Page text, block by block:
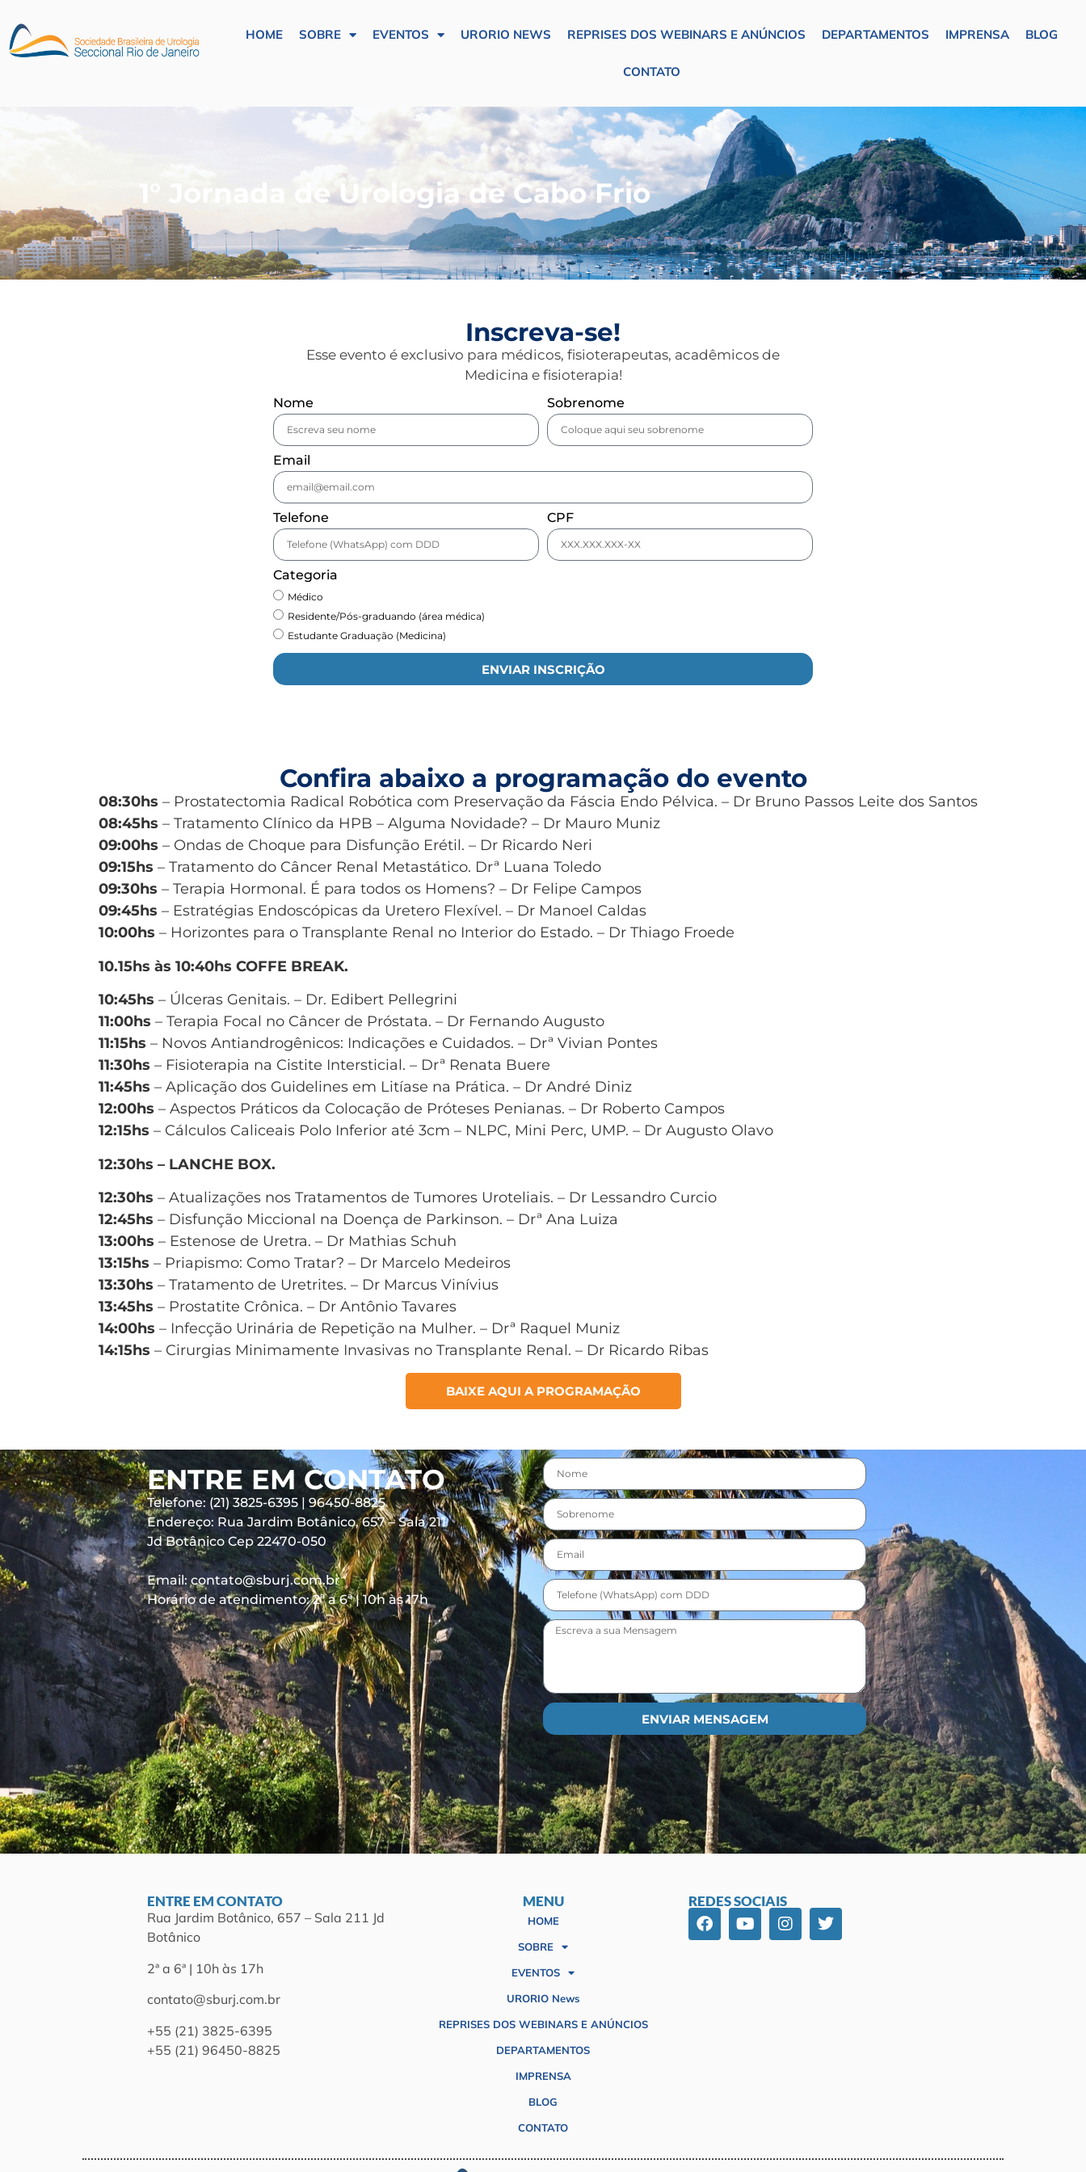
HOME SOBRE EVENTOS URORIO NEWS REPRISES DOS WEBINARS E ANÚNCIOS DEPARTAMENTOS IMPRENSA BLOG
CONTATO
1° Jornada de Urologia de Cabo Frio
Inscreva-se!
Esse evento é exclusivo para médicos, fisioterapeutas, acadêmicos de
Medicina e fisioterapia!
Nome Sobrenome
Email
Telefone CPF
Categoria
Médico
Residente/Pós-graduando (área médica)
Estudante Graduação (Medicina)
ENVIAR INSCRIÇÃO
Confira abaixo a programação do evento
08:30hs – Prostatectomia Radical Robótica com Preservação da Fáscia Endo Pélvica. – Dr Bruno Passos Leite dos Santos
08:45hs – Tratamento Clínico da HPB – Alguma Novidade? – Dr Mauro Muniz
09:00hs – Ondas de Choque para Disfunção Erétil. – Dr Ricardo Neri
09:15hs – Tratamento do Câncer Renal Metastático. Drª Luana Toledo
09:30hs – Terapia Hormonal. É para todos os Homens? – Dr Felipe Campos
09:45hs – Estratégias Endoscópicas da Uretero Flexível. – Dr Manoel Caldas
10:00hs – Horizontes para o Transplante Renal no Interior do Estado. – Dr Thiago Froede
10.15hs às 10:40hs COFFE BREAK.
10:45hs – Úlceras Genitais. – Dr. Edibert Pellegrini
11:00hs – Terapia Focal no Câncer de Próstata. – Dr Fernando Augusto
11:15hs – Novos Antiandrogênicos: Indicações e Cuidados. – Drª Vivian Pontes
11:30hs – Fisioterapia na Cistite Intersticial. – Drª Renata Buere
11:45hs – Aplicação dos Guidelines em Litíase na Prática. – Dr André Diniz
12:00hs – Aspectos Práticos da Colocação de Próteses Penianas. – Dr Roberto Campos
12:15hs – Cálculos Caliceais Polo Inferior até 3cm – NLPC, Mini Perc, UMP. – Dr Augusto Olavo
12:30hs – LANCHE BOX.
12:30hs – Atualizações nos Tratamentos de Tumores Uroteliais. – Dr Lessandro Curcio
12:45hs – Disfunção Miccional na Doença de Parkinson. – Drª Ana Luiza
13:00hs – Estenose de Uretra. – Dr Mathias Schuh
13:15hs – Priapismo: Como Tratar? – Dr Marcelo Medeiros
13:30hs – Tratamento de Uretrites. – Dr Marcus Vinívius
13:45hs – Prostatite Crônica. – Dr Antônio Tavares
14:00hs – Infecção Urinária de Repetição na Mulher. – Drª Raquel Muniz
14:15hs – Cirurgias Minimamente Invasivas no Transplante Renal. – Dr Ricardo Ribas
BAIXE AQUI A PROGRAMAÇÃO
ENTRE EM CONTATO
Telefone: (21) 3825-6395 | 96450-8825
Endereço: Rua Jardim Botânico, 657 – Sala 211
Jd Botânico Cep 22470-050
Email: contato@sburj.com.br
Horário de atendimento: 2ª a 6ª | 10h às 17h
ENVIAR MENSAGEM
ENTRE EM CONTATO
Rua Jardim Botânico, 657 – Sala 211 Jd
Botânico
2ª a 6ª | 10h às 17h
contato@sburj.com.br
+55 (21) 3825-6395
+55 (21) 96450-8825
MENU
HOME
SOBRE
EVENTOS
URORIO News
REPRISES DOS WEBINARS E ANÚNCIOS
DEPARTAMENTOS
IMPRENSA
BLOG
CONTATO
REDES SOCIAIS